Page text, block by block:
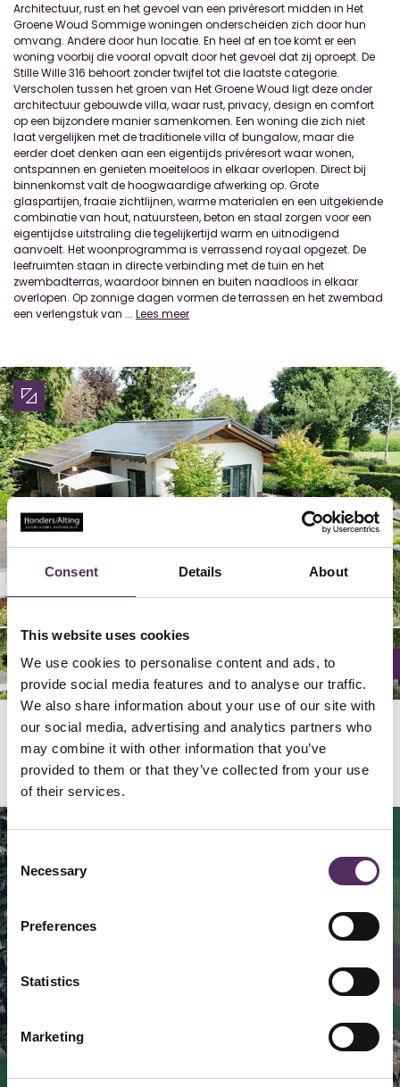
Consent Details About
This website uses cookies
We use cookies to personalise content and ads, to
provide social media features and to analyse our traffic.
We also share information about your use of our site with
our social media, advertising and analytics partners who
may combine it with other information that you’ve
provided to them or that they’ve collected from your use
of their services.
Consent
Selection
Necessary
Preferences
Statistics
Marketing
Architectuur, rust en het gevoel van een privéresort midden in Het
Groene Woud Sommige woningen onderscheiden zich door hun
omvang. Andere door hun locatie. En heel af en toe komt er een
woning voorbij die vooral opvalt door het gevoel dat zij oproept. De
Stille Wille 316 behoort zonder twijfel tot die laatste categorie.
Verscholen tussen het groen van Het Groene Woud ligt deze onder
architectuur gebouwde villa, waar rust, privacy, design en comfort
op een bijzondere manier samenkomen. Een woning die zich niet
laat vergelijken met de traditionele villa of bungalow, maar die
eerder doet denken aan een eigentijds privéresort waar wonen,
ontspannen en genieten moeiteloos in elkaar overlopen. Direct bij
binnenkomst valt de hoogwaardige afwerking op. Grote
glaspartijen, fraaie zichtlijnen, warme materialen en een uitgekiende
combinatie van hout, natuursteen, beton en staal zorgen voor een
eigentijdse uitstraling die tegelijkertijd warm en uitnodigend
aanvoelt. Het woonprogramma is verrassend royaal opgezet. De
leefruimten staan in directe verbinding met de tuin en het
zwembadterras, waardoor binnen en buiten naadloos in elkaar
overlopen. Op zonnige dagen vormen de terrassen en het zwembad
een verlengstuk van ... Lees meer
01/30
02/30
03/30
04/30
05/30
06/30
07/30
08/30
09/30
10/30
11/30
12/30
13/30
14/30
15/30
16/30
17/30
18/30
19/30
20/30
21/30
22/30
23/30
24/30
25/30
26/30
27/30
28/30
29/30
30/30
Locatie
Map Satellite